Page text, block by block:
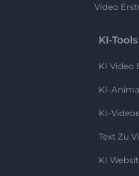
Video
KI-Tools
KI Video
KI-
KI-
Text Zu
KI